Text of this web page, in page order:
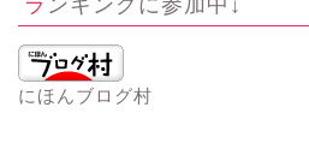
にほんブログ村